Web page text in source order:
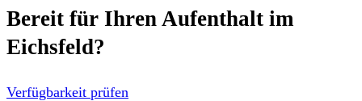
Bereit für Ihren Aufenthalt im
Eichsfeld?
Verfügbarkeit prüfen